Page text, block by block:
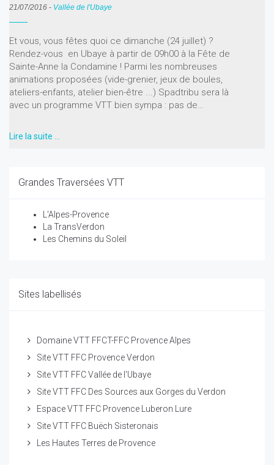
21/07/2016 - Vallée de l'Ubaye
Et vous, vous fêtes quoi ce dimanche (24 juillet) ?
Rendez-vous en Ubaye à partir de 09h00 à la Fête de
Sainte-Anne la Condamine ! Parmi les nombreuses
animations proposées (vide-grenier, jeux de boules,
ateliers-enfants, atelier bien-être ...) Spadtribu sera là
avec un programme VTT bien sympa : pas de…
Lire la suite …
Grandes Traversées VTT
L'Alpes-Provence
La TransVerdon
Les Chemins du Soleil
Sites labellisés
Domaine VTT FFCT-FFC Provence Alpes
Site VTT FFC Provence Verdon
Site VTT FFC Vallée de l'Ubaye
Site VTT FFC Des Sources aux Gorges du Verdon
Espace VTT FFC Provence Luberon Lure
Site VTT FFC Buëch Sisteronais
Les Hautes Terres de Provence